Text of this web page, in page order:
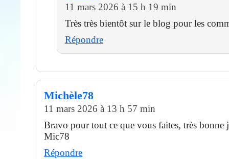
11 mars 2026 à 15 h 19 min
Très très bientôt sur le blog pour les
Répondre
Michèle78
11 mars 2026 à 13 h 57 min
Bravo pour tout ce que vous faites, très bonne
Mic78
Répondre